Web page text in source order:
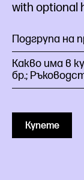
with optional
Подгрупа на
Какво има в
бр.;
Купете